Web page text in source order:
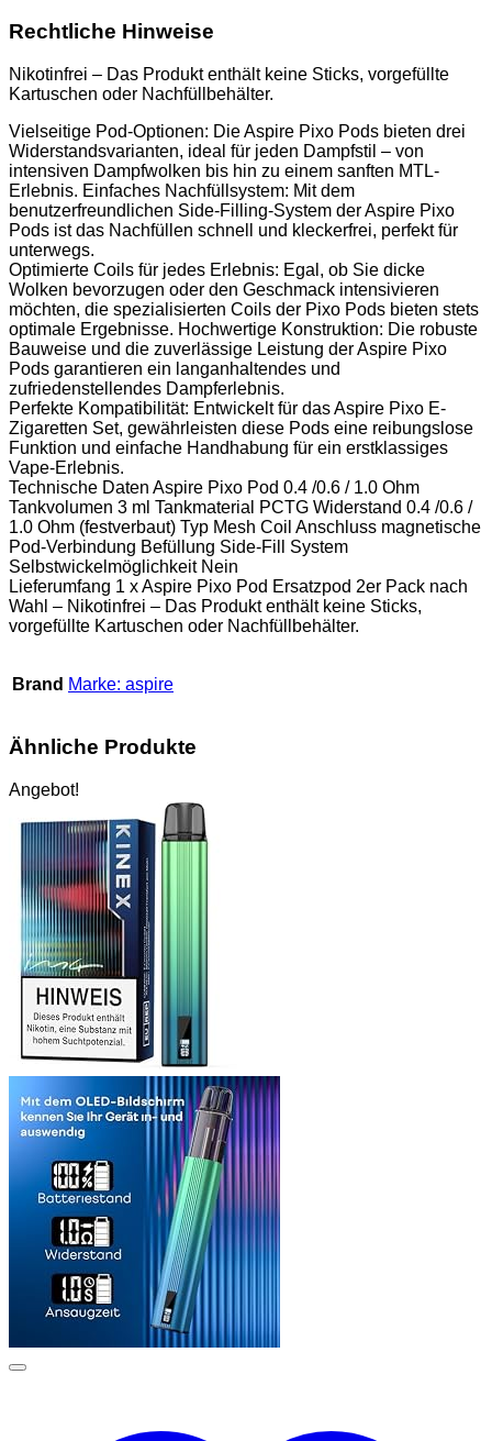
Rechtliche Hinweise
Nikotinfrei – Das Produkt enthält keine Sticks, vorgefüllte
Kartuschen oder Nachfüllbehälter.
Vielseitige Pod-Optionen: Die Aspire Pixo Pods bieten drei
Widerstandsvarianten, ideal für jeden Dampfstil – von
intensiven Dampfwolken bis hin zu einem sanften MTL-
Erlebnis. Einfaches Nachfüllsystem: Mit dem
benutzerfreundlichen Side-Filling-System der Aspire Pixo
Pods ist das Nachfüllen schnell und kleckerfrei, perfekt für
unterwegs.
Optimierte Coils für jedes Erlebnis: Egal, ob Sie dicke
Wolken bevorzugen oder den Geschmack intensivieren
möchten, die spezialisierten Coils der Pixo Pods bieten stets
optimale Ergebnisse. Hochwertige Konstruktion: Die robuste
Bauweise und die zuverlässige Leistung der Aspire Pixo
Pods garantieren ein langanhaltendes und
zufriedenstellendes Dampferlebnis.
Perfekte Kompatibilität: Entwickelt für das Aspire Pixo E-
Zigaretten Set, gewährleisten diese Pods eine reibungslose
Funktion und einfache Handhabung für ein erstklassiges
Vape-Erlebnis.
Technische Daten Aspire Pixo Pod 0.4 /0.6 / 1.0 Ohm
Tankvolumen 3 ml Tankmaterial PCTG Widerstand 0.4 /0.6 /
1.0 Ohm (festverbaut) Typ Mesh Coil Anschluss magnetische
Pod-Verbindung Befüllung Side-Fill System
Selbstwickelmöglichkeit Nein
Lieferumfang 1 x Aspire Pixo Pod Ersatzpod 2er Pack nach
Wahl – Nikotinfrei – Das Produkt enthält keine Sticks,
vorgefüllte Kartuschen oder Nachfüllbehälter.
Brand Marke: aspire
Ähnliche Produkte
Angebot!